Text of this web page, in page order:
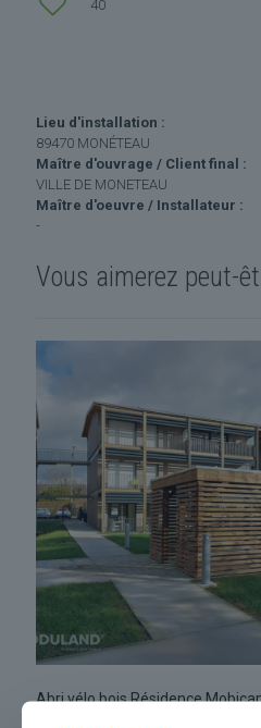
40
Lieu d'installation :
89470 MONÉTEAU
Maître d'ouvrage / Client final :
VILLE DE MONETEAU
Maître d'oeuvre / Installateur :
-
Vous aimerez peut-
Abri vélo bois Résidence